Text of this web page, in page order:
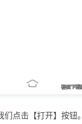
们点击【打开】按钮。